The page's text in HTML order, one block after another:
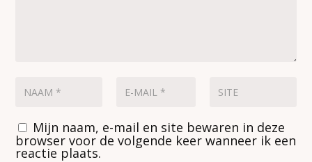
Mijn naam, e-mail en site bewaren in deze
browser voor de volgende keer wanneer ik een
reactie plaats.